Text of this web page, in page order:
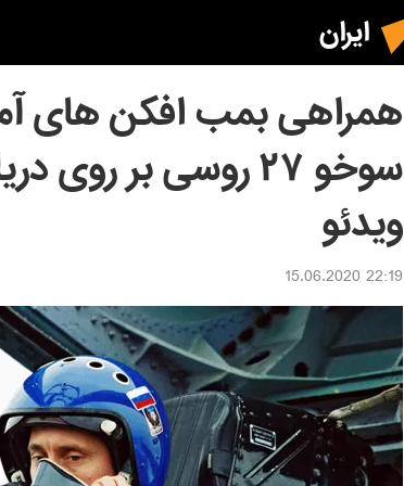
ایران
همراهی بمب افکن های
سوخو ۲۷ روسی بر
ویدئو
22:19 15.06.2020